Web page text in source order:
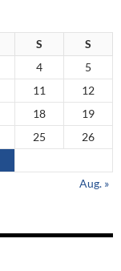
S
S
4
5
11
12
18
19
25
26
Aug. »